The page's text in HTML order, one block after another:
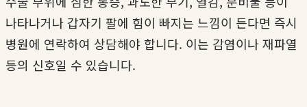
나타나거나 갑자기 팔에 힘이 빠지는 느낌이 든다면 즉시
병원에 연락하여 상담해야 합니다. 이는 감염이나 재파열
등의 신호일 수 있습니다.